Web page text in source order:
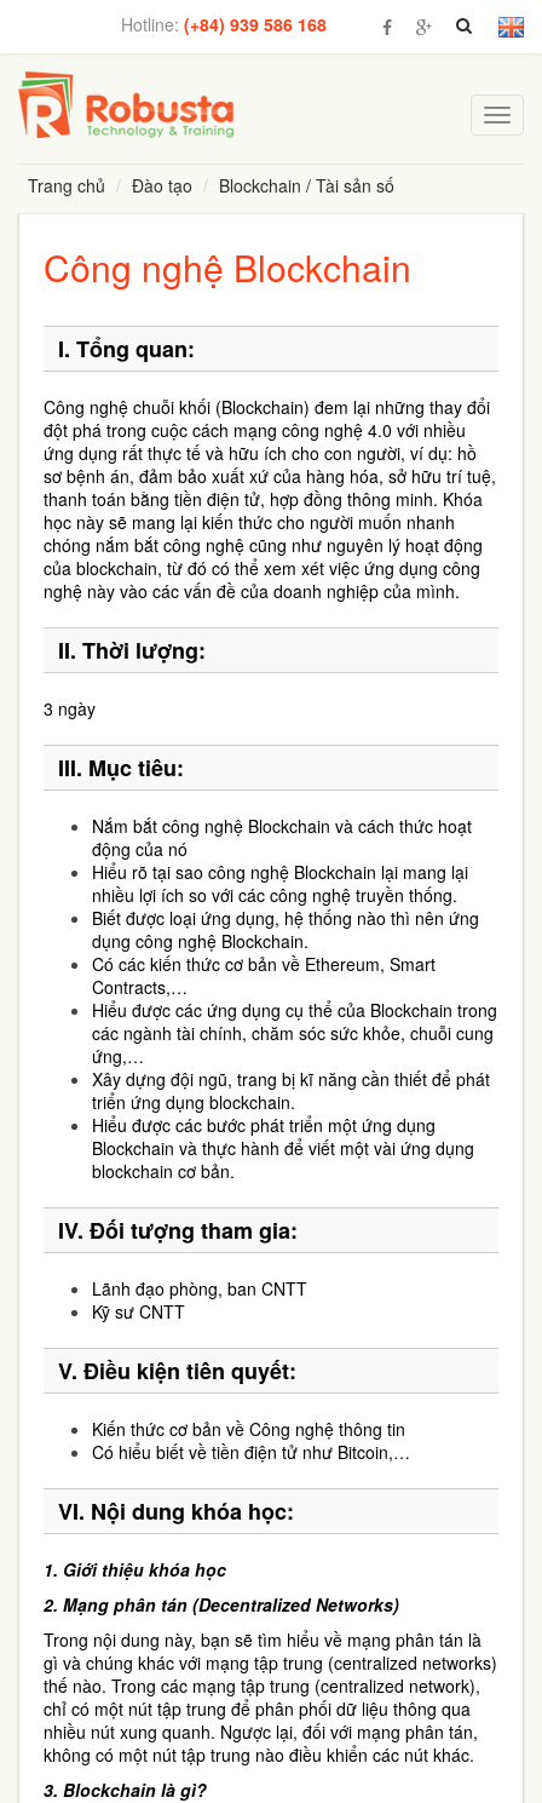
Hotline: (+84) 939 586 168
Trang chủ
Đào tạo Blockchain / Tài sản số
Công nghệ Blockchain
I. Tổng quan:
Công nghệ chuỗi khối (Blockchain) đem lại những thay đổi
đột phá trong cuộc cách mạng công nghệ 4.0 với nhiều
ứng dụng rất thực tế và hữu ích cho con người, ví dụ: hồ
sơ bệnh án, đảm bảo xuất xứ của hàng hóa, sở hữu trí tuệ,
thanh toán bằng tiền điện tử, hợp đồng thông minh. Khóa
học này sẽ mang lại kiến thức cho người muốn nhanh
chóng nắm bắt công nghệ cũng như nguyên lý hoạt động
của blockchain, từ đó có thể xem xét việc ứng dụng công
nghệ này vào các vấn đề của doanh nghiệp của mình.
II. Thời lượng:
3 ngày
III. Mục tiêu:
Nắm bắt công nghệ Blockchain và cách thức hoạt
động của nó
Hiểu rõ tại sao công nghệ Blockchain lại mang lại
nhiều lợi ích so với các công nghệ truyền thống.
Biết được loại ứng dụng, hệ thống nào thì nên ứng
dụng công nghệ Blockchain.
Có các kiến thức cơ bản về Ethereum, Smart
Contracts,…
Hiểu được các ứng dụng cụ thể của Blockchain trong
các ngành tài chính, chăm sóc sức khỏe, chuỗi cung
ứng,…
Xây dựng đội ngũ, trang bị kĩ năng cần thiết để phát
triển ứng dụng blockchain.
Hiểu được các bước phát triển một ứng dụng
Blockchain và thực hành để viết một vài ứng dụng
blockchain cơ bản.
IV. Đối tượng tham gia:
Lãnh đạo phòng, ban CNTT
Kỹ sư CNTT
V. Điều kiện tiên quyết:
Kiến thức cơ bản về Công nghệ thông tin
Có hiểu biết về tiền điện tử như Bitcoin,…
VI. Nội dung khóa học:
1. Giới thiệu khóa học
2. Mạng phân tán (Decentralized Networks)
Trong nội dung này, bạn sẽ tìm hiểu về mạng phân tán là
gì và chúng khác với mạng tập trung (centralized networks)
thế nào. Trong các mạng tập trung (centralized network),
chỉ có một nút tập trung để phân phối dữ liệu thông qua
nhiều nút xung quanh. Ngược lại, đối với mạng phân tán,
không có một nút tập trung nào điều khiển các nút khác.
3. Blockchain là gì?